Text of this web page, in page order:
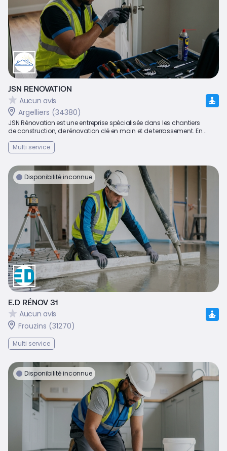
JSN RENOVATION
Aucun avis
Argelliers (34380)
JSN Rénovation est une entreprise spécialisée dans les chantiers
de construction, de rénovation clé en main et de terrassement. En...
Multi service
Disponibilité inconnue
E.D RÉNOV 31
Aucun avis
Frouzins (31270)
Multi service
Disponibilité inconnue